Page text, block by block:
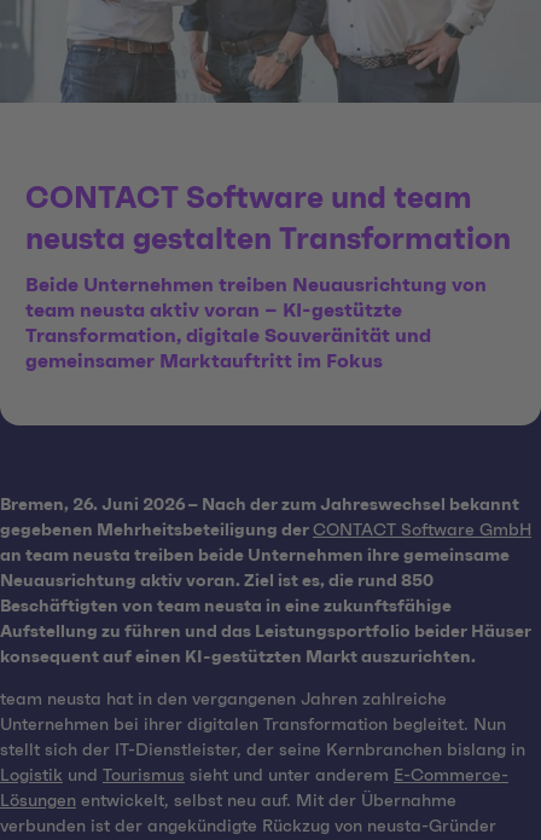
CONTACT Software und team
neusta gestalten Transformation
Beide Unternehmen treiben Neuausrichtung von
team neusta aktiv voran – KI-gestützte
Transformation, digitale Souveränität und
gemeinsamer Marktauftritt im Fokus
Bremen, 26. Juni 2026 – Nach der zum Jahreswechsel bekannt
gegebenen Mehrheitsbeteiligung der CONTACT Software GmbH
an team neusta treiben beide Unternehmen ihre gemeinsame
Neuausrichtung aktiv voran. Ziel ist es, die rund 850
Beschäftigten von team neusta in eine zukunftsfähige
Aufstellung zu führen und das Leistungsportfolio beider Häuser
konsequent auf einen KI-gestützten Markt auszurichten.
team neusta hat in den vergangenen Jahren zahlreiche
Unternehmen bei ihrer digitalen Transformation begleitet. Nun
stellt sich der IT-Dienstleister, der seine Kernbranchen bislang in
Logistik und Tourismus sieht und unter anderem E-Commerce-
Lösungen entwickelt, selbst neu auf. Mit der Übernahme
verbunden ist der angekündigte Rückzug von neusta-Gründer